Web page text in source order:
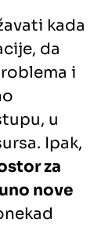
kada
da
i
u
Ipak,
za
nove